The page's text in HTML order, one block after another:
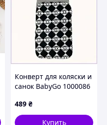
Конверт для коляски и
санок BabyGo 1000086
8788718EA
489 ₴
Купить